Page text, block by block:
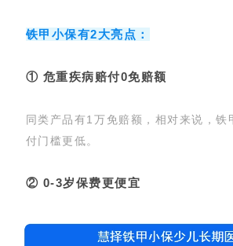
铁甲小保有2大亮点：
① 危重疾病赔付0免赔额
同类产品有1万免赔额，相对来说，铁
付门槛更低。
② 0-3岁保费更便宜